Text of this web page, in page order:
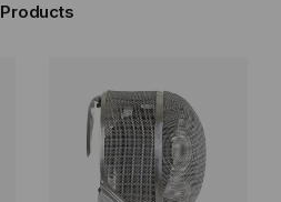
Products